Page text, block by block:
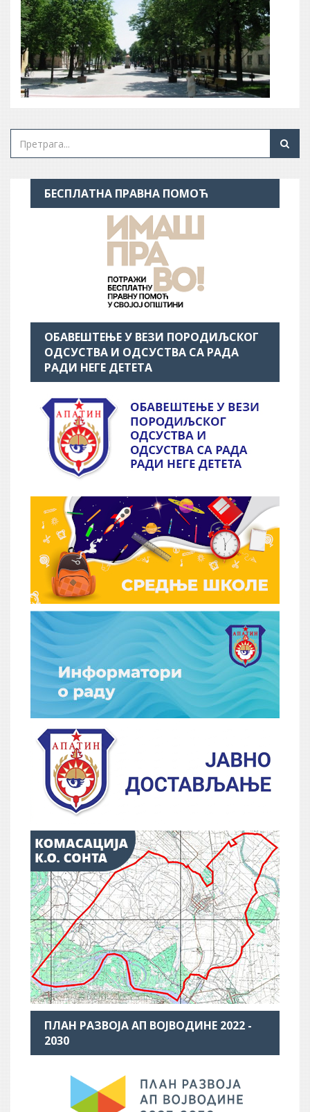
БЕСПЛАТНА ПРАВНА ПОМОЋ
ОБАВЕШТЕЊЕ У ВЕЗИ ПОРОДИЉСКОГ
ОДСУСТВА И ОДСУСТВА СА РАДА
РАДИ НЕГЕ ДЕТЕТА
ПЛАН РАЗВОЈА АП ВОЈВОДИНЕ 2022 -
2030